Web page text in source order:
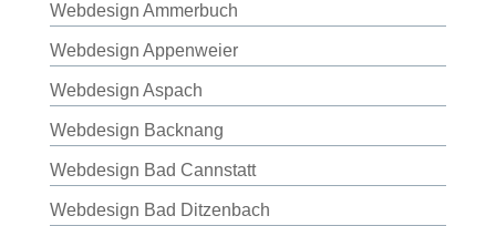
Webdesign Ammerbuch
Webdesign Appenweier
Webdesign Aspach
Webdesign Backnang
Webdesign Bad Cannstatt
Webdesign Bad Ditzenbach